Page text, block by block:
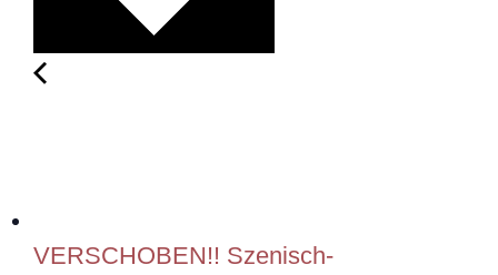
VERSCHOBEN!! Szenisch-